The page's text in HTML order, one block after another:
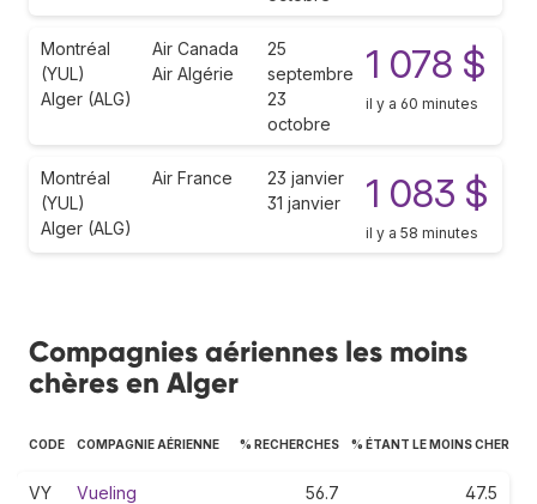
Montréal
(YUL)
Alger (ALG)
Air Canada
Air Algérie
25
septembre
23
octobre
1 078 $
il y a 60 minutes
Montréal
(YUL)
Alger (ALG)
Air France
23 janvier
31 janvier
1 083 $
il y a 58 minutes
Compagnies aériennes les moins
chères en Alger
CODE COMPAGNIE AÉRIENNE % RECHERCHES % ÉTANT LE MOINS CHER
VY Vueling 56.7 47.5